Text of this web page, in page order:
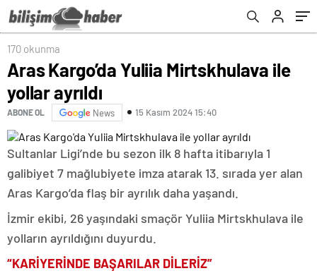
170 okunma
Aras Kargo’da Yuliia Mirtskhulava ile
yollar ayrıldı
ABONE OL News 15 Kasım 2024 15:40
Sultanlar Ligi’nde bu sezon ilk 8 hafta itibarıyla 1
galibiyet 7 mağlubiyete imza atarak 13. sırada yer alan
Aras Kargo’da flaş bir ayrılık daha yaşandı.
İzmir ekibi, 26 yaşındaki smaçör Yuliia Mirtskhulava ile
yolların ayrıldığını duyurdu.
“KARİYERİNDE BAŞARILAR DİLERİZ”